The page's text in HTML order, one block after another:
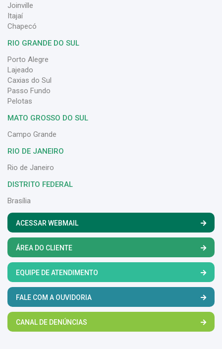
Joinville
Itajaí
Chapecó
RIO GRANDE DO SUL
Porto Alegre
Lajeado
Caxias do Sul
Passo Fundo
Pelotas
MATO GROSSO DO SUL
Campo Grande
RIO DE JANEIRO
Rio de Janeiro
DISTRITO FEDERAL
Brasília
ACESSAR WEBMAIL
ÁREA DO CLIENTE
EQUIPE DE ATENDIMENTO
FALE COM A OUVIDORIA
CANAL DE DENÚNCIAS